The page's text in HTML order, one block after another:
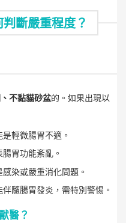
斷嚴重程度？
不黏貓砂盆的。如果出現以
輕微腸胃不適。
胃功能紊亂。
染或嚴重消化問題。
伴隨腸胃發炎，需特別警惕。
醫？